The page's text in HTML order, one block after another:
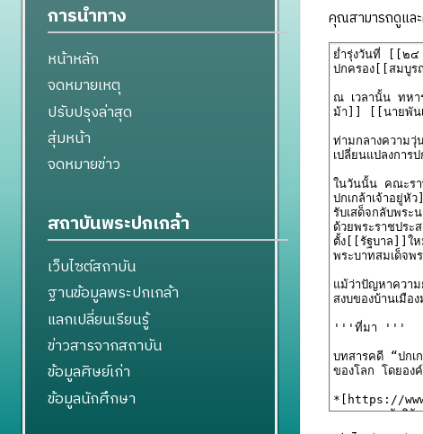
คุณสามารถดูแล
การนำทาง
หน้าหลัก
จดหมายเหตุ
ปรับปรุงล่าสุด
สุ่มหน้า
จดหมายข่าว
สถาบันพระปกเกล้า
เว็บไซต์สถาบัน
ฐานข้อมูลพระปกเกล้า
แลกเปลี่ยนเรียนรู้
ข่าวสารจากสถาบัน
ข้อมูลศิษย์เก่า
ข้อมูลนักศึกษา